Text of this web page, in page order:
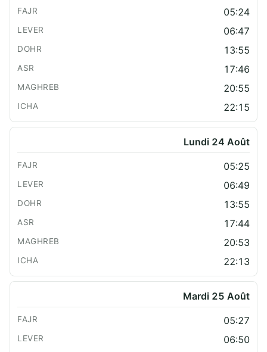
05:24
06:47
13:55
17:46
20:55
22:15
Lundi 24 Août
05:25
06:49
13:55
17:44
20:53
22:13
Mardi 25 Août
05:27
06:50